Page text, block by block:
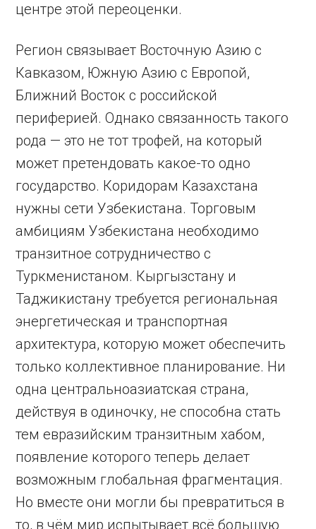
центре этой переоценки.
Регион связывает Восточную Азию с
Кавказом, Южную Азию с Европой,
Ближний Восток с российской
периферией. Однако связанность такого
рода — это не тот трофей, на который
может претендовать какое-то одно
государство. Коридорам Казахстана
нужны сети Узбекистана. Торговым
амбициям Узбекистана необходимо
транзитное сотрудничество с
Туркменистаном. Кыргызстану и
Таджикистану требуется региональная
энергетическая и транспортная
архитектура, которую может обеспечить
только коллективное планирование. Ни
одна центральноазиатская страна,
действуя в одиночку, не способна стать
тем евразийским транзитным хабом,
появление которого теперь делает
возможным глобальная фрагментация.
Но вместе они могли бы превратиться в
то, в чём мир испытывает всё большую